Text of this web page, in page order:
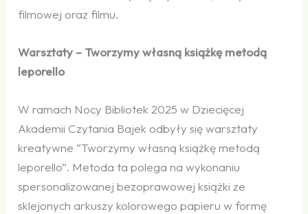
filmowej oraz filmu.
Warsztaty – Tworzymy własną książkę metodą
leporello
W ramach Nocy Bibliotek 2025 w Dziecięcej
Akademii Czytania Bajek odbyły się warsztaty
kreatywne “Tworzymy własną książkę metodą
leporello”. Metoda ta polega na wykonaniu
spersonalizowanej bezoprawowej książki ze
sklejonych arkuszy kolorowego papieru w formę